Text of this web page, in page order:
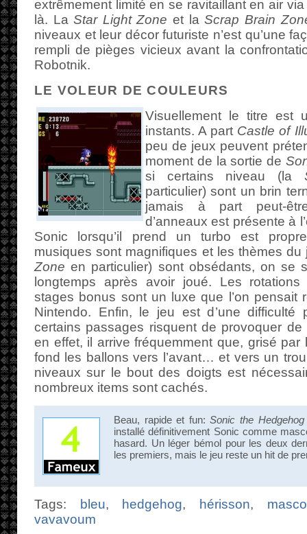
extrêmement limité en se ravitaillant en air
là. LaStar Light Zone et laScrap Brain
niveaux et leur décor futuriste n’est qu’une
rempli de pièges vicieux avant la
Robotnik.
LE VOLEUR DE COULEURS
Visuellement le titre est
instants. A part Castle of
peu de jeux peuvent
moment de la sortie de
si certains niveau (la
particulier) sont un brin
jamais à part peut-
d’anneaux est présente à
Sonic lorsqu’il prend un turbo est
musiques sont magnifiques et les thèmes
Zone en particulier) sont obsédants, on se
longtemps après avoir joué. Les
stages bonus sont un luxe que l’on pensait
Nintendo. Enfin, le jeu est d’une difficulté
certains passages risquent de provoquer
en effet, il arrive fréquemment que, grisé
fond les ballons vers l’avant… et vers un
niveaux sur le bout des doigts est
nombreux items sont cachés.
Beau, rapide et fun:Sonic the Hedgehog
installé définitivement Sonic comme
hasard. Un léger bémol pour les deux
les premiers, mais le jeu reste un hit de
Tags: bleu, hedgehog, hérisson,
vavavoum